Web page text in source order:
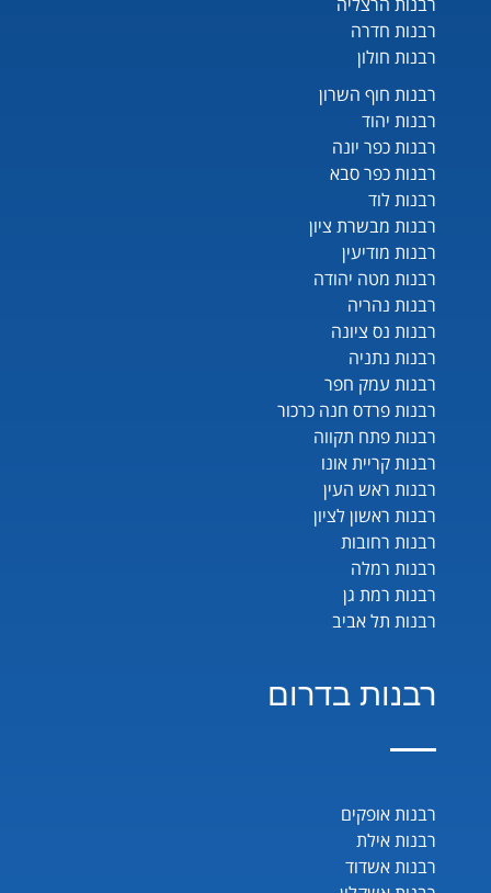
רבנות חדרה
רבנות חולון
רבנות חוף השרון
רבנות יהוד
רבנות כפר יונה
רבנות כפר סבא
רבנות לוד
רבנות מבשרת ציון
רבנות מודיעין
רבנות מטה יהודה
רבנות נהריה
רבנות נס ציונה
רבנות נתניה
רבנות עמק חפר
רבנות פרדס חנה כרכור
רבנות פתח תקווה
רבנות קריית אונו
רבנות ראש העין
רבנות ראשון לציון
רבנות רחובות
רבנות רמלה
רבנות רמת גן
רבנות תל אביב
רבנות בדרום
רבנות אופקים
רבנות אילת
רבנות אשדוד